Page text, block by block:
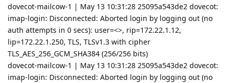
dovecot-mailcow-1 | May 13 10:31:28 25095a543de2 dovecot:
imap-login: Disconnected: Aborted login by logging out (no
auth attempts in 0 secs): user=<>, rip=172.22.1.12,
lip=172.22.1.250, TLS, TLSv1.3 with cipher
TLS_AES_256_GCM_SHA384 (256/256 bits)
dovecot-mailcow-1 | May 13 10:31:28 25095a543de2 dovecot:
imap-login: Disconnected: Aborted login by logging out (no